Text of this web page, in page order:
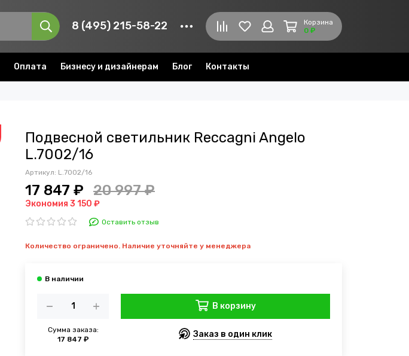
8 (495) 215-58-22
Корзина
0 ₽
Оплата Бизнесу и дизайнерам Блог Контакты
Подвесной светильник Reccagni Angelo
L.7002/16
Артикул: L.7002/16
17 847 ₽ 20 997 ₽
Экономия 3 150 ₽
Оставить отзыв
Количество ограничено. Наличие уточняйте у менеджера
Сумма заказа:
17 847 ₽
В корзину
Заказ в один клик